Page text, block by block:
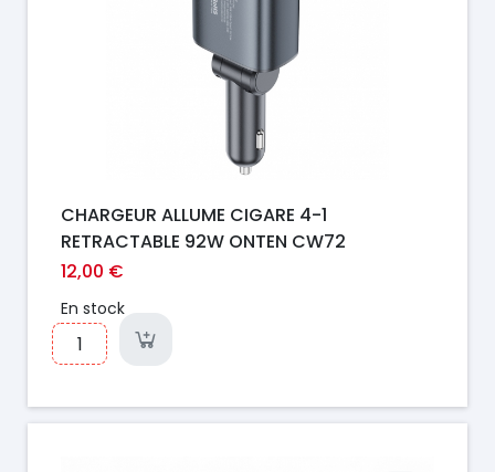
CHARGEUR ALLUME CIGARE 4-1
RETRACTABLE 92W ONTEN CW72
12,00 €
En stock